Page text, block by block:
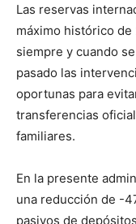
Las reservas
máximo histórico
siempre y cuando
pasado las
oportunas para
transferencias
familiares.
En la presente
una reducción de -
pasivos de